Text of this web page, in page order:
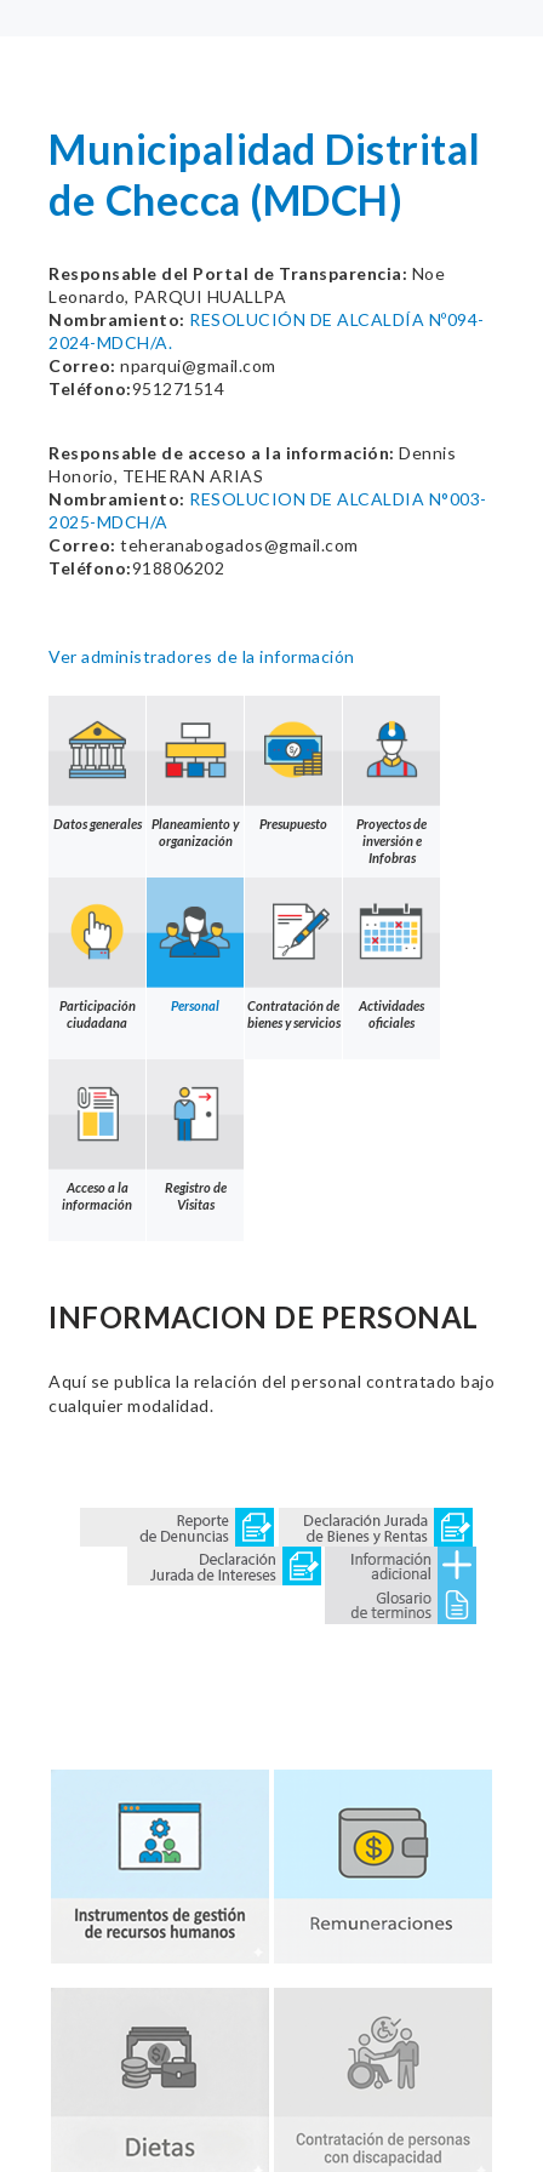
Municipalidad Distrital
de Checca (MDCH)
Responsable del Portal de Transparencia: Noe
Leonardo, PARQUI HUALLPA
Nombramiento: RESOLUCIÓN DE ALCALDÍA Nº094-
2024-MDCH/A.
Correo: nparqui@gmail.com
Teléfono:951271514
Responsable de acceso a la información: Dennis
Honorio, TEHERAN ARIAS
Nombramiento: RESOLUCION DE ALCALDIA N°003-
2025-MDCH/A
Correo: teheranabogados@gmail.com
Teléfono:918806202
Ver administradores de la información
Datos generales
Planeamiento y
organización
Presupuesto
Proyectos de
inversión e
Infobras
Participación
ciudadana
Personal
Contratación de
bienes y servicios
Actividades
oficiales
Acceso a la
información
Registro de
Visitas
INFORMACION DE PERSONAL
Aquí se publica la relación del personal contratado bajo
cualquier modalidad.